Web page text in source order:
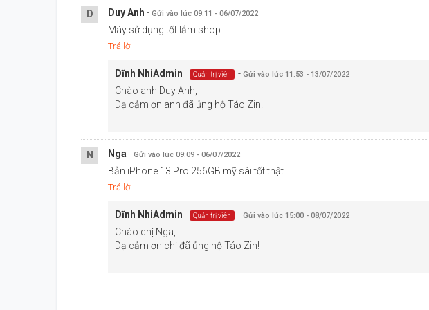
D Duy Anh - Gửi vào lúc 09:11 - 06/07/2022
Máy sử dụng tốt lắm shop
Trả lời
Dĩnh NhiAdmin Quản trị viên - Gửi vào lúc 11:53 - 13/07/2022
Chào anh Duy Anh,
Dạ cảm ơn anh đã ủng hộ Táo Zin.
N Nga - Gửi vào lúc 09:09 - 06/07/2022
Bản iPhone 13 Pro 256GB mỹ sài tốt thật
Trả lời
Dĩnh NhiAdmin Quản trị viên - Gửi vào lúc 15:00 - 08/07/2022
Chào chị Nga,
Dạ cảm ơn chị đã ủng hộ Táo Zin!